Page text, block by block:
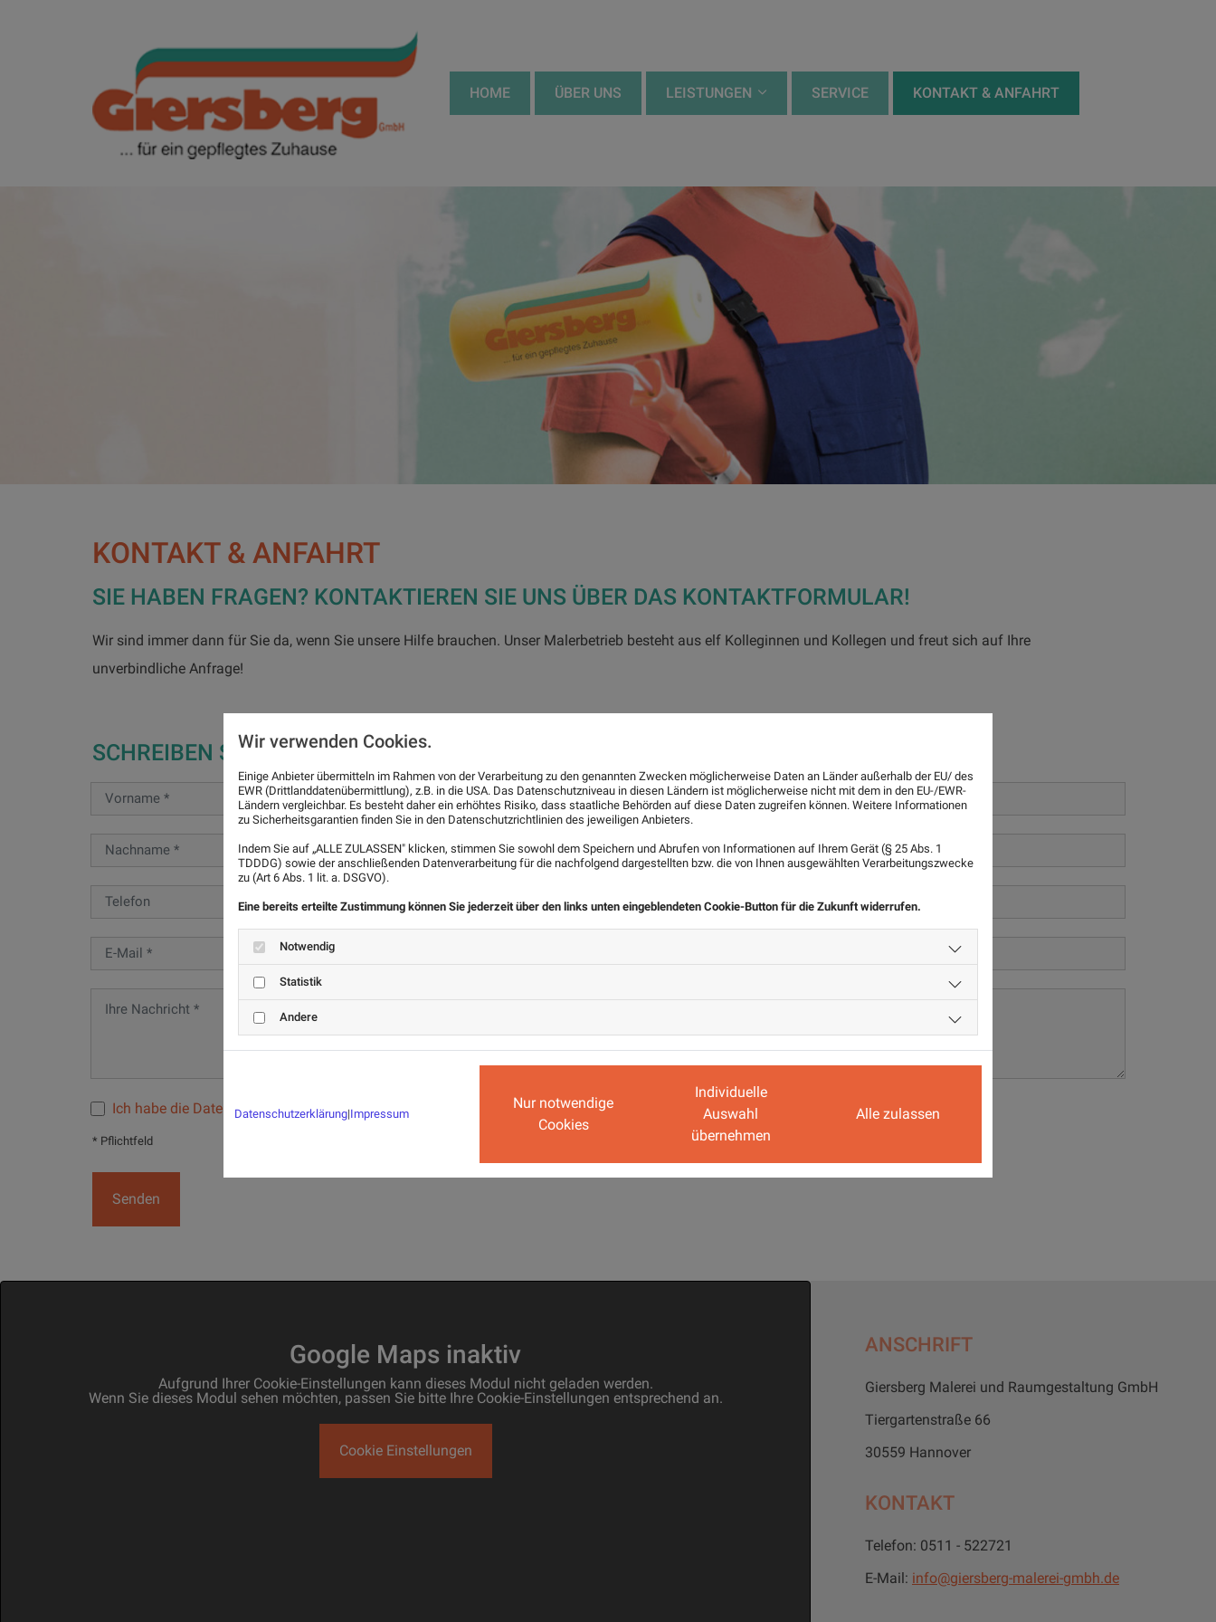
HOME ÜBER UNS LEISTUNGEN SERVICE KONTAKT & ANFAHRT
KONTAKT & ANFAHRT
SIE HABEN FRAGEN? KONTAKTIEREN SIE UNS ÜBER DAS KONTAKTFORMULAR!
Wir sind immer dann für Sie da, wenn Sie unsere Hilfe brauchen. Unser Malerbetrieb besteht aus elf Kolleginnen und Kollegen und freut sich auf Ihre
unverbindliche Anfrage!
SCHREIBEN SIE UNS EINE NACHRICHT
Ich habe die Datenschutzerklärung zur Kenntnis genommen und stimme der Verarbeitung meiner Daten zu. *
* Pflichtfeld
Google Maps inaktiv
Aufgrund Ihrer Cookie-Einstellungen kann dieses Modul nicht geladen werden.
Wenn Sie dieses Modul sehen möchten, passen Sie bitte Ihre Cookie-Einstellungen entsprechend an.
Cookie Einstellungen
ANSCHRIFT
Giersberg Malerei und Raumgestaltung GmbH
Tiergartenstraße 66
30559 Hannover
KONTAKT
Telefon: 0511 - 522721
E-Mail: info@giersberg-malerei-gmbh.de
Wir verwenden Cookies.
Einige Anbieter übermitteln im Rahmen von der Verarbeitung zu den genannten Zwecken möglicherweise Daten an Länder außerhalb der EU/ des
EWR (Drittlanddatenübermittlung), z.B. in die USA. Das Datenschutzniveau in diesen Ländern ist möglicherweise nicht mit dem in den EU-/EWR-
Ländern vergleichbar. Es besteht daher ein erhöhtes Risiko, dass staatliche Behörden auf diese Daten zugreifen können. Weitere Informationen
zu Sicherheitsgarantien finden Sie in den Datenschutzrichtlinien des jeweiligen Anbieters.
Indem Sie auf „ALLE ZULASSEN" klicken, stimmen Sie sowohl dem Speichern und Abrufen von Informationen auf Ihrem Gerät (§ 25 Abs. 1
TDDDG) sowie der anschließenden Datenverarbeitung für die nachfolgend dargestellten bzw. die von Ihnen ausgewählten Verarbeitungszwecke
zu (Art 6 Abs. 1 lit. a. DSGVO).
Eine bereits erteilte Zustimmung können Sie jederzeit über den links unten eingeblendeten Cookie-Button für die Zukunft widerrufen.
Notwendig
Statistik
Andere
Datenschutzerklärung|Impressum
Nur notwendige
Cookies
Individuelle
Auswahl
übernehmen
Alle zulassen